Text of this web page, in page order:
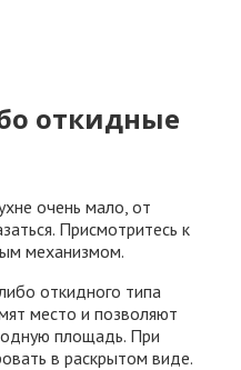
откидные
очень мало, от
Присмотритесь к
механизмом.
откидного типа
место и позволяют
площадь. При
в раскрытом виде.